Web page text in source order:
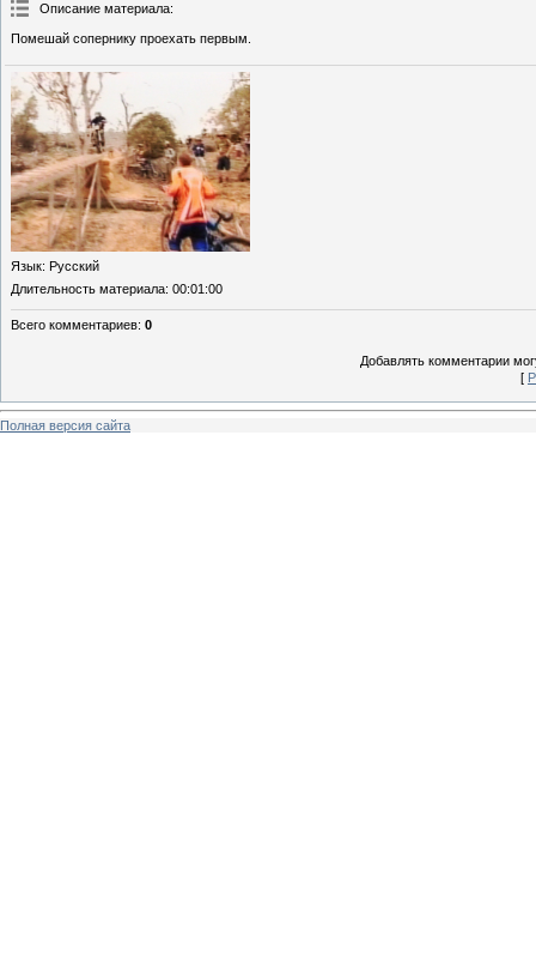
Описание материала:
Помешай сопернику проехать первым.
Язык: Русский
Длительность материала: 00:01:00
Всего комментариев: 0
Добавлять комментарии
[
Полная версия сайта